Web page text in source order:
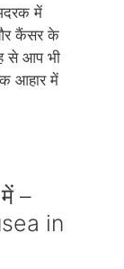
में
कैंसर के
से आप भी
आहार में
–
in